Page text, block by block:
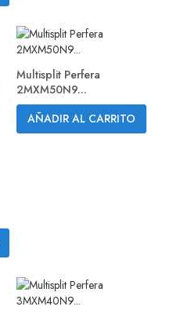
Multisplit Perfera
2MXM50N9...
AÑADIR AL CARRITO